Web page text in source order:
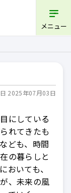
メニュー
2025年07月03日
にしている
れてきたも
ども、時間
の暮らしと
おいても、
、未来の風